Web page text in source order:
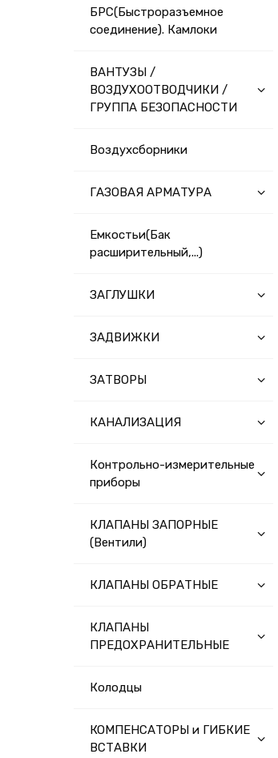
БРС(Быстроразъемное
соединение). Камлоки
ВАНТУЗЫ /
ВОЗДУХООТВОДЧИКИ /
ГРУППА БЕЗОПАСНОСТИ
Воздухсборники
ГАЗОВАЯ АРМАТУРА
Емкостьи(Бак
расширительный,...)
ЗАГЛУШКИ
ЗАДВИЖКИ
ЗАТВОРЫ
КАНАЛИЗАЦИЯ
Контрольно-измерительные
приборы
КЛАПАНЫ ЗАПОРНЫЕ
(Вентили)
КЛАПАНЫ ОБРАТНЫЕ
КЛАПАНЫ
ПРЕДОХРАНИТЕЛЬНЫЕ
Колодцы
КОМПЕНСАТОРЫ и ГИБКИЕ
ВСТАВКИ